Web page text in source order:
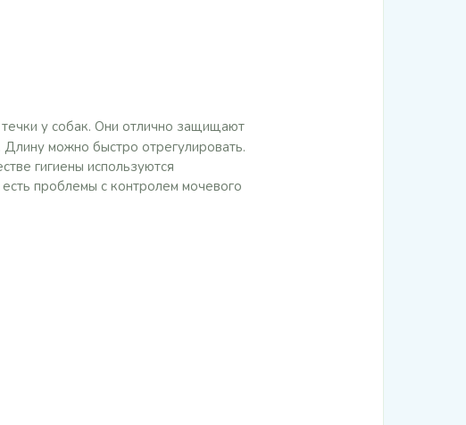
у собак. Они отлично защищают
можно быстро отрегулировать.
гигиены используются
проблемы с контролем мочевого